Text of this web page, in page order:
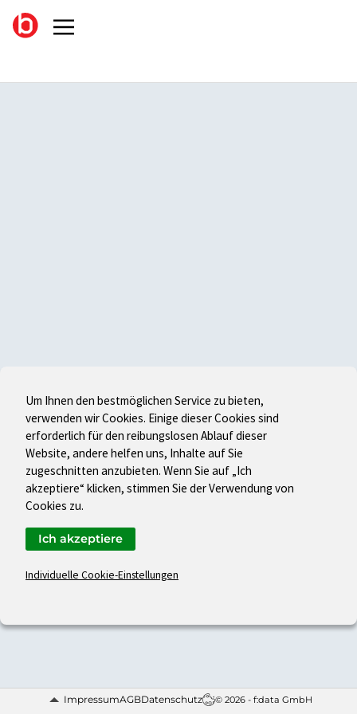
ImpressumAGBDatenschutz © 2026 - f:data GmbH
Um Ihnen den bestmöglichen Service zu bieten,
verwenden wir Cookies. Einige dieser Cookies sind
erforderlich für den reibungslosen Ablauf dieser
Website, andere helfen uns, Inhalte auf Sie
zugeschnitten anzubieten. Wenn Sie auf „Ich
akzeptiere“ klicken, stimmen Sie der Verwendung von
Cookies zu.
Individuelle Cookie-Einstellungen
Ich akzeptiere